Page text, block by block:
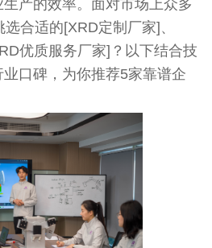
产的效率。面对市场上众多
合适的[XRD定制厂家]、
优质服务厂家]？以下结合技
口碑，为你推荐5家靠谱企